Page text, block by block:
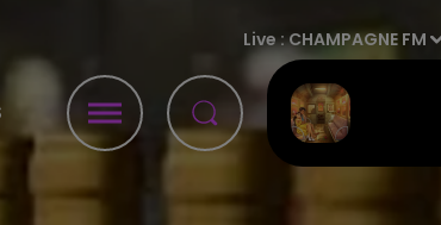
Live :CHAMPAGNE FM